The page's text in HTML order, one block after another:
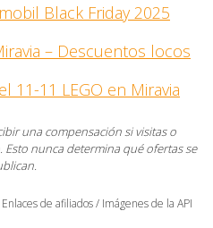
Black Friday 2025
– Descuentos locos
11-11 LEGO en Miravia
una compensación si visitas o
Esto nunca determina qué ofertas se
de afiliados / Imágenes de la API